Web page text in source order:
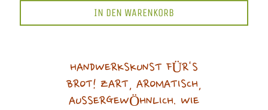
IN DEN WARENKORB
HANDWERKSKUNST FÜR'S
BROT! ZART, AROMATISCH,
AUSSERGEWÖHNLICH. WIE